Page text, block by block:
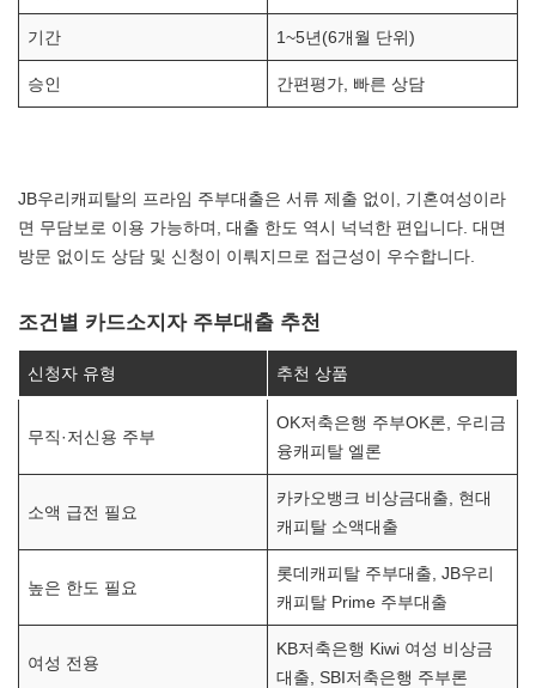
기간 1~5년(6개월 단위)
승인 간편평가, 빠른 상담
JB우리캐피탈의 프라임 주부대출은 서류 제출 없이, 기혼여성이라
면 무담보로 이용 가능하며, 대출 한도 역시 넉넉한 편입니다. 대면
방문 없이도 상담 및 신청이 이뤄지므로 접근성이 우수합니다.
조건별 카드소지자 주부대출 추천
신청자 유형 추천 상품
무직·저신용 주부
OK저축은행 주부OK론, 우리금
융캐피탈 엘론
소액 급전 필요
카카오뱅크 비상금대출, 현대
캐피탈 소액대출
높은 한도 필요
롯데캐피탈 주부대출, JB우리
캐피탈 Prime 주부대출
여성 전용
KB저축은행 Kiwi 여성 비상금
대출, SBI저축은행 주부론